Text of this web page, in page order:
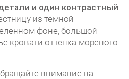
и один контрастный
из темной
фоне, большой
кровати оттенка мореного
внимание на